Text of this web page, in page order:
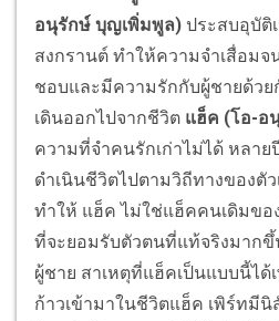
อนุรักษ์ บุญเพิ่มพูล) ประสบอุบัติ
สงกรานต์ ทำให้ความจำเสื่อมจ
ชอบและมีความรักกับผู้ชายด้ว
เดินออกไปจากชีวิต แฮ็ค (โอ-อ
ความที่จำคนรักเก่าไม่ได้ หลา
ดำเนินชีวิตไปตามวิถีทางของตัว
ทำให้ แฮ็ค ไม่ใช่แฮ็คคนเดิมข
ที่จะยอมรับตัวตนที่แท้จริงมาก
ผู้ชาย สาเหตุที่แฮ็คเป็นแบบนี้ได้
ก้าวเข้ามาในชีวิตแฮ็ค เพิร์ทมี